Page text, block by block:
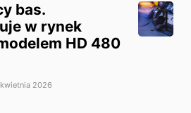
bas.
w rynek
HD 480
2026